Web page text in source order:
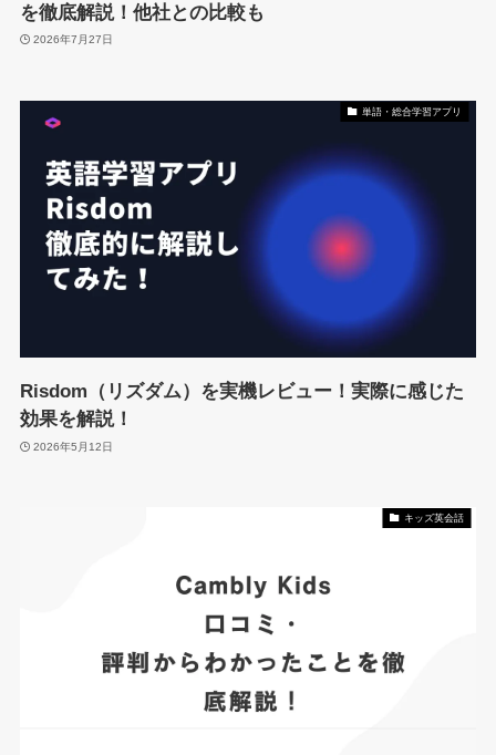
を徹底解説！他社との比較も
2026年7月27日
単語・総合学習アプリ
Risdom（リズダム）を実機レビュー！実際に感じた
効果を解説！
2026年5月12日
キッズ英会話